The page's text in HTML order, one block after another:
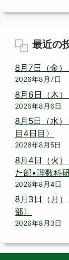
最近の
8月7日（金
2026年8月7日
8月6日（木）
2026年8月6日
8月5日（水
目4日目〉
2026年8月5日
8月4日（火
た部•理数科
2026年8月4日
8月3日（月
部〉
2026年8月3日